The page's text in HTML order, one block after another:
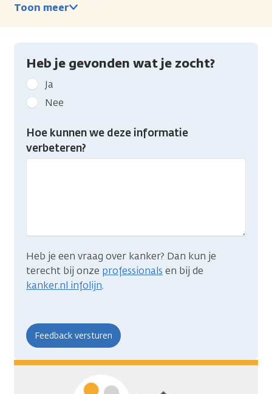
Toon meer
Heb je gevonden wat je zocht?
Geef
kanker.nl
feedback:
Heb
gevonden
Ja
Nee
Hoe kunnen we deze informatie
verbeteren?
Heb je een vraag over kanker? Dan kun je
terecht bij onze professionals en bij de
kanker.nl infolijn.